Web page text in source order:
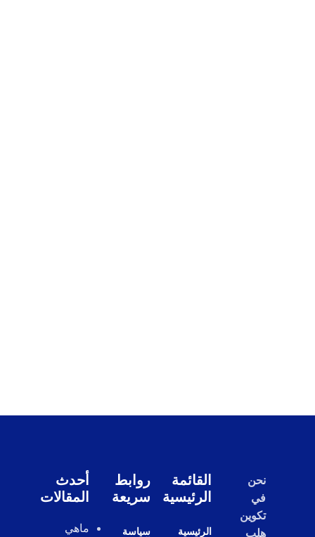
نحن
في
تكوين
هلب
القائمة
الرئيسية
الرئيسية
روابط
سريعة
سياسة
أحدث
المقالات
ماهي